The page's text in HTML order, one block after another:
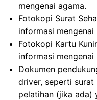
mengenai agama.
Fotokopi Surat
informasi mengenai
Fotokopi Kartu
informasi mengenai
Dokumen
driver, seperti
pelatihan (jika ada)